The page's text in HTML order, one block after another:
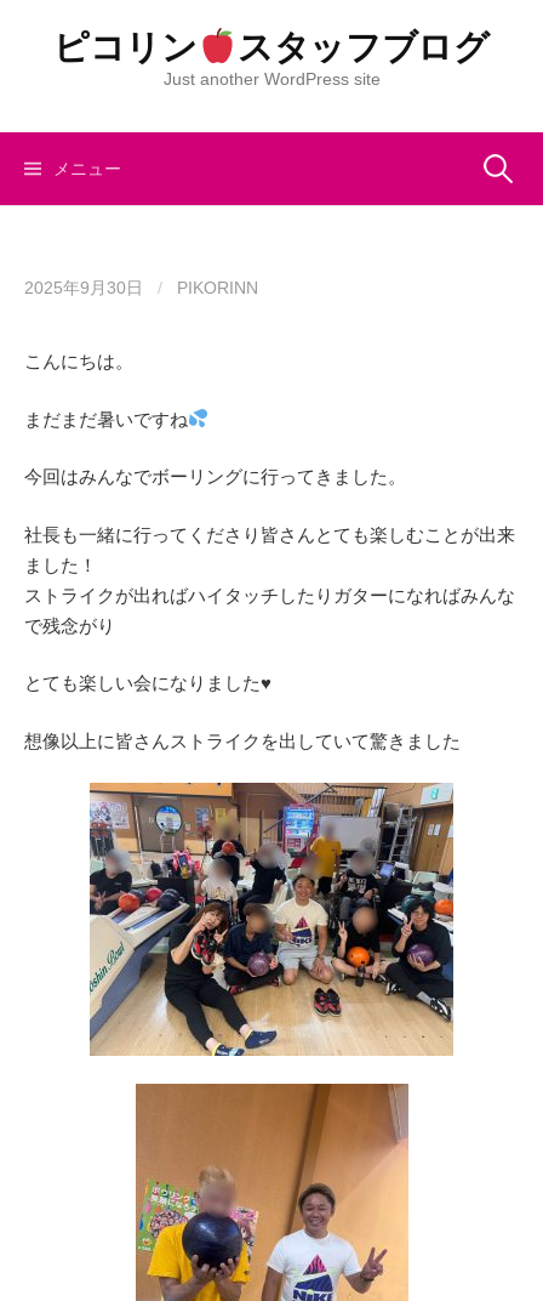
ツ
ピコリン スタッフブログ
Just another WordPress site
メニュー 検
2025年9月30日 / PIKORINN
こんにちは。
まだまだ暑いですね
今回はみんなでボーリングに行ってきました。
社長も一緒に行ってくださり皆さんとても楽しむことが出来
ました！
ストライクが出ればハイタッチしたりガターになればみんな
で残念がり
とても楽しい会になりました♥
想像以上に皆さんストライクを出していて驚きました